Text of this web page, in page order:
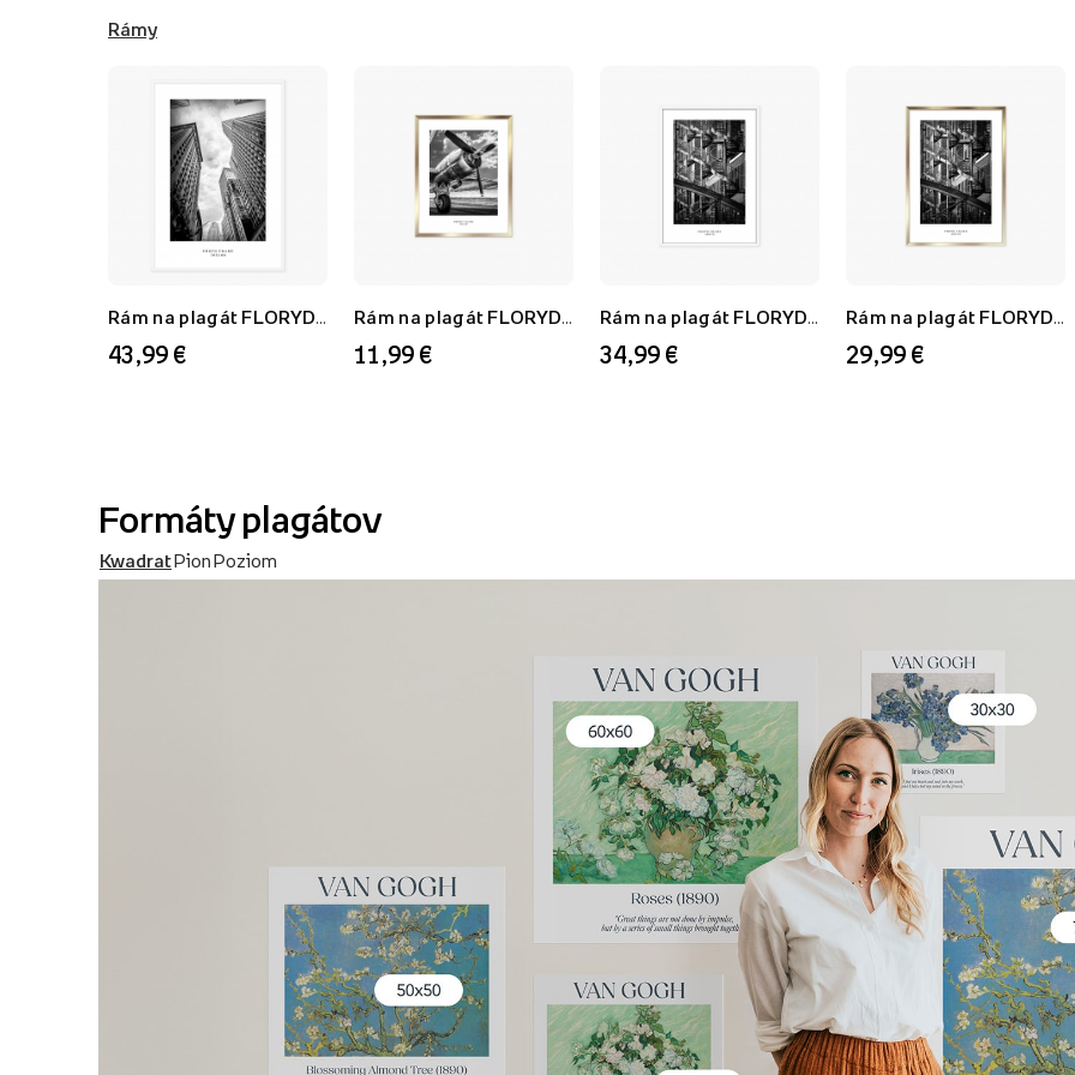
Rámy
Rám na plagát FLORYDA AF, biely, 70x100 cm
43,99 €
Rám na plagát FLORYDA AU, zlatý, 21x30 cm
11,99 €
Rám na plagát FLORYDA AF, biely, 60x80 cm
34,99 €
Rám na plagát FLORYDA AU, zlatý, 50x70 cm
29,99 €
Formáty plagátov
KwadratPionPoziom